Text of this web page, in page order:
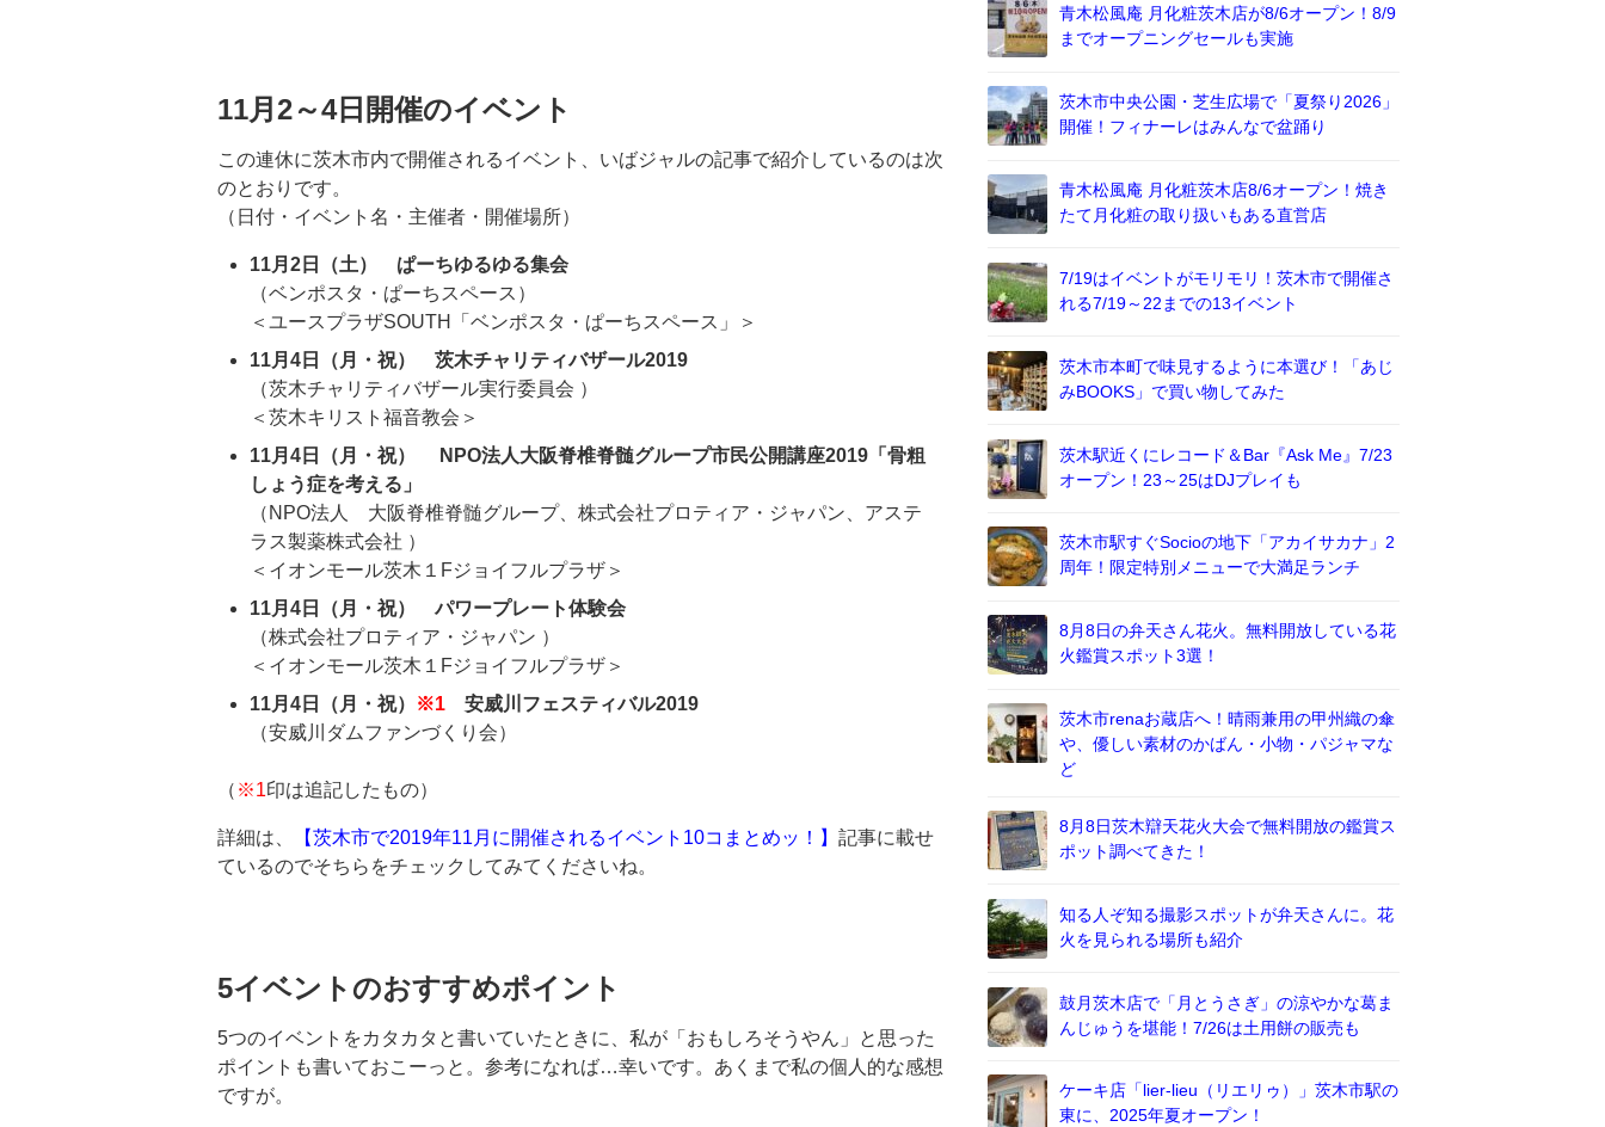
11月2～4日開催のイベント
この連休に茨木市内で開催されるイベント、いばジャルの記事で紹介しているのは次
のとおりです。
（日付・イベント名・主催者・開催場所）
11月2日（土） ぱーちゆるゆる集会
（ベンポスタ・ぱーちスペース）
＜ユースプラザSOUTH「ベンポスタ・ぱーちスペース」＞
11月4日（月・祝） 茨木チャリティバザール2019
（茨木チャリティバザール実行委員会 ）
＜茨木キリスト福音教会＞
11月4日（月・祝） NPO法人大阪脊椎脊髄グループ市民公開講座2019「骨粗
しょう症を考える」
（NPO法人 大阪脊椎脊髄グループ、株式会社プロティア・ジャパン、アステ
ラス製薬株式会社 ）
＜イオンモール茨木１Fジョイフルプラザ＞
11月4日（月・祝） パワープレート体験会
（株式会社プロティア・ジャパン ）
＜イオンモール茨木１Fジョイフルプラザ＞
11月4日（月・祝）
※1 安威川フェスティバル2019
（安威川ダムファンづくり会）
（ ※1印は追記したもの）
詳細は、 【茨木市で2019年11月に開催されるイベント10コまとめッ！】 記事に載せ
ているのでそちらをチェックしてみてくださいね。
5イベントのおすすめポイント
5つのイベントをカタカタと書いていたときに、私が「おもしろそうやん」と思った
ポイントも書いておこーっと。参考になれば…幸いです。あくまで私の個人的な感想
ですが。
青木松風庵 月化粧茨木店が8/6オープン！8/9
までオープニングセールも実施
茨木市中央公園・芝生広場で「夏祭り2026」
開催！フィナーレはみんなで盆踊り
青木松風庵 月化粧茨木店8/6オープン！焼き
たて月化粧の取り扱いもある直営店
7/19はイベントがモリモリ！茨木市で開催さ
れる7/19～22までの13イベント
茨木市本町で味見するように本選び！「あじ
みBOOKS」で買い物してみた
茨木駅近くにレコード＆Bar『Ask Me』7/23
オープン！23～25はDJプレイも
茨木市駅すぐSocioの地下「アカイサカナ」2
周年！限定特別メニューで大満足ランチ
8月8日の弁天さん花火。無料開放している花
火鑑賞スポット3選！
茨木市renaお蔵店へ！晴雨兼用の甲州織の傘
や、優しい素材のかばん・小物・パジャマな
ど
8月8日茨木辯天花火大会で無料開放の鑑賞ス
ポット調べてきた！
知る人ぞ知る撮影スポットが弁天さんに。花
火を見られる場所も紹介
鼓月茨木店で「月とうさぎ」の涼やかな葛ま
んじゅうを堪能！7/26は土用餅の販売も
ケーキ店「lier-lieu（リエリゥ）」茨木市駅の
東に、2025年夏オープン！